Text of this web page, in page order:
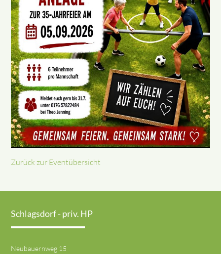
Zurück zur Eventübersicht
Schlagsdorf - priv. HP
Neubauernweg 15